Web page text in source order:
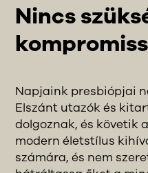
Nincs
Napjaink presbiópjai
Elszánt utazók és
dolgoznak, és követik
modern életstílus
számára, és nem